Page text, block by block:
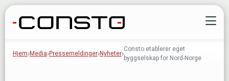
Gå til innhold
Hjem Media Pressemeldinger Nyheter
Consto etablerer eget
byggselskap for Nord-Norge